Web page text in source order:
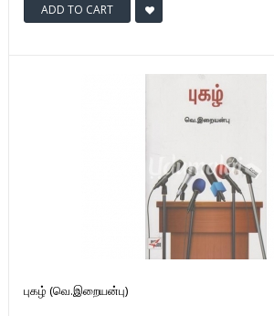
ADD TO CART
புகழ் (வெ.இறையன்பு)